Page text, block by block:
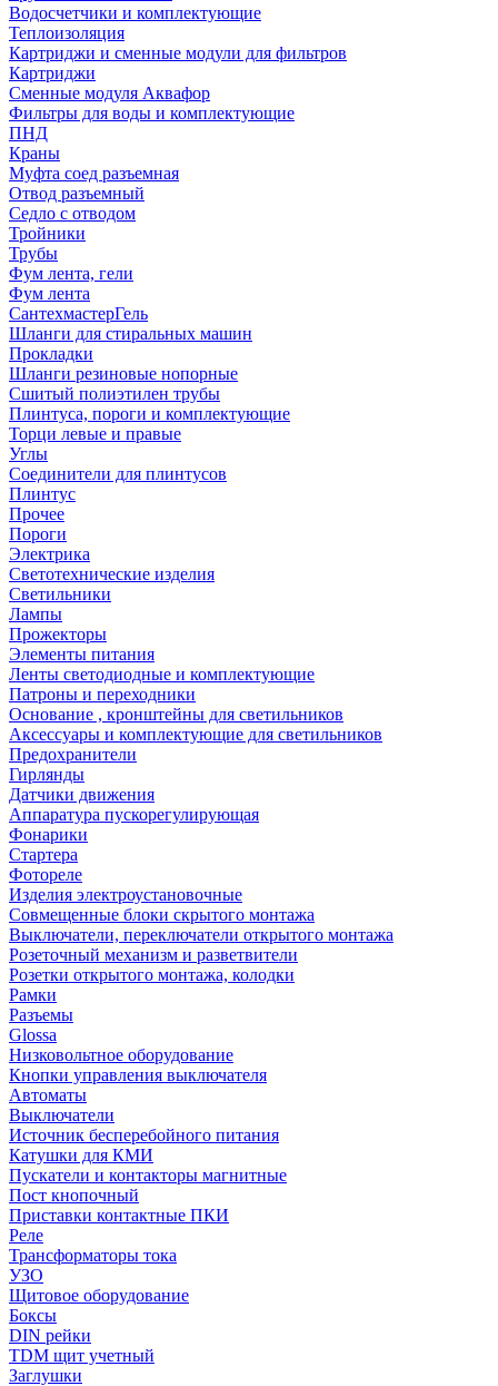
Водосчетчики и комплектующие
Теплоизоляция
Картриджи и сменные модули для фильтров
Картриджи
Сменные модуля Аквафор
Фильтры для воды и комплектующие
ПНД
Краны
Муфта соед разъемная
Отвод разъемный
Седло с отводом
Тройники
Трубы
Фум лента, гели
Фум лента
СантехмастерГель
Шланги для стиральных машин
Прокладки
Шланги резиновые нопорные
Сшитый полиэтилен трубы
Плинтуса, пороги и комплектующие
Торци левые и правые
Углы
Соединители для плинтусов
Плинтус
Прочее
Пороги
Электрика
Светотехнические изделия
Светильники
Лампы
Прожекторы
Элементы питания
Ленты светодиодные и комплектующие
Патроны и переходники
Основание , кронштейны для светильников
Аксессуары и комплектующие для светильников
Предохранители
Гирлянды
Датчики движения
Аппаратура пускорегулирующая
Фонарики
Стартера
Фотореле
Изделия электроустановочные
Совмещенные блоки скрытого монтажа
Выключатели, переключатели открытого монтажа
Розеточный механизм и разветвители
Розетки открытого монтажа, колодки
Рамки
Разъемы
Glossa
Низковольтное оборудование
Кнопки управления выключателя
Автоматы
Выключатели
Источник бесперебойного питания
Катушки для КМИ
Пускатели и контакторы магнитные
Пост кнопочный
Приставки контактные ПКИ
Реле
Трансформаторы тока
УЗО
Щитовое оборудование
Боксы
DIN рейки
TDM щит учетный
Заглушки